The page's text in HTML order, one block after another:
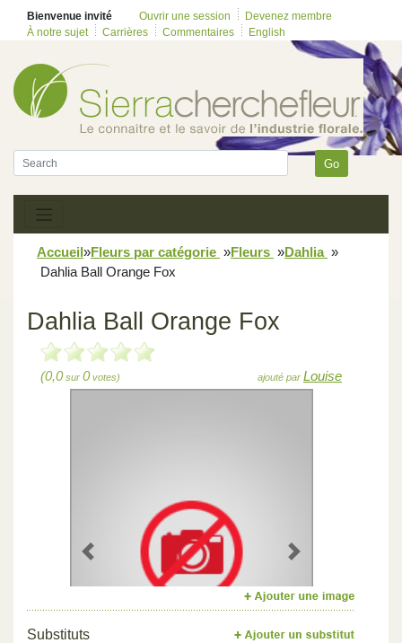
Bienvenue invité Ouvrir une session
Devenez membre
À notre sujet
Carrières Commentaires English
Go
Accueil»Fleurs par catégorie »Fleurs »Dahlia »
Dahlia Ball Orange Fox
Dahlia Ball Orange Fox
(0,0sur 0votes) ajouté par Louise
Previous Next
Substituts